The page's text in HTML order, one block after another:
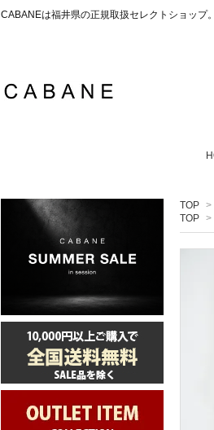
CABANEは福井県の正規取扱セレクトショップ
TOP >
TOP >